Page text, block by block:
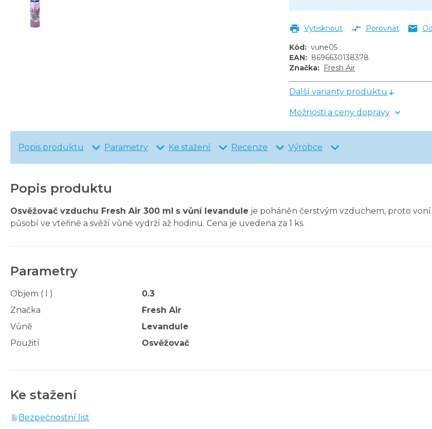
Vytisknout Porovnat
Kód: vune05
EAN: 8696630138378
Značka: Fresh Air
Další varianty produktu
Možnosti a ceny dopravy
Popis produktu Parametry Ke stažení Recenze Výrobce
Popis produktu
Osvěžovač vzduchu Fresh Air 300 ml s vůní levandule je poháněn čerstvým vzduchem, proto voní
působí ve vteřině a svěží vůně vydrží až hodinu. Cena je uvedena za 1 ks.
Parametry
Objem ( l )
0.3
Značka
Fresh Air
Vůně
Levandule
Použití
Osvěžovač
Ke stažení
Bezpečnostní list